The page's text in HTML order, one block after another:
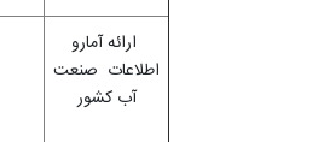
ارائه آمارو
اطلاعات صنعت
آب کشور